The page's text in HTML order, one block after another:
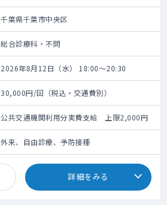
千葉県千葉市中央区
総合診療科・不問
2026年8月12日（水） 18:00～20:30
30,000円/回（税込・交通費別）
公共交通機関利用分実費支給 上限2,000円
外来、自由診療、予防接種
詳細をみる